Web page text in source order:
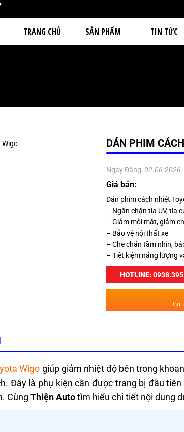
TRANG CHỦ SẢN PHẨM TIN TỨC
DÁN PHIM
Ngày Đăng:02.06.2026
Giá bán:
Dán phim cách nhiệt
– Ngăn chặn tia UV, tia
– Giảm mỏi mắt, giảm
– Bảo vệ nội thất xe
– Che chắn tầm nhìn,
– Tiết kiệm năng lượng
HOTLINE:
Gọi
Wigo giúp giảm nhiệt độ bên trong
Đây là phụ kiện cần được trang bị đầu
Cùng Thiện Autotìm hiểu chi tiết nội dung